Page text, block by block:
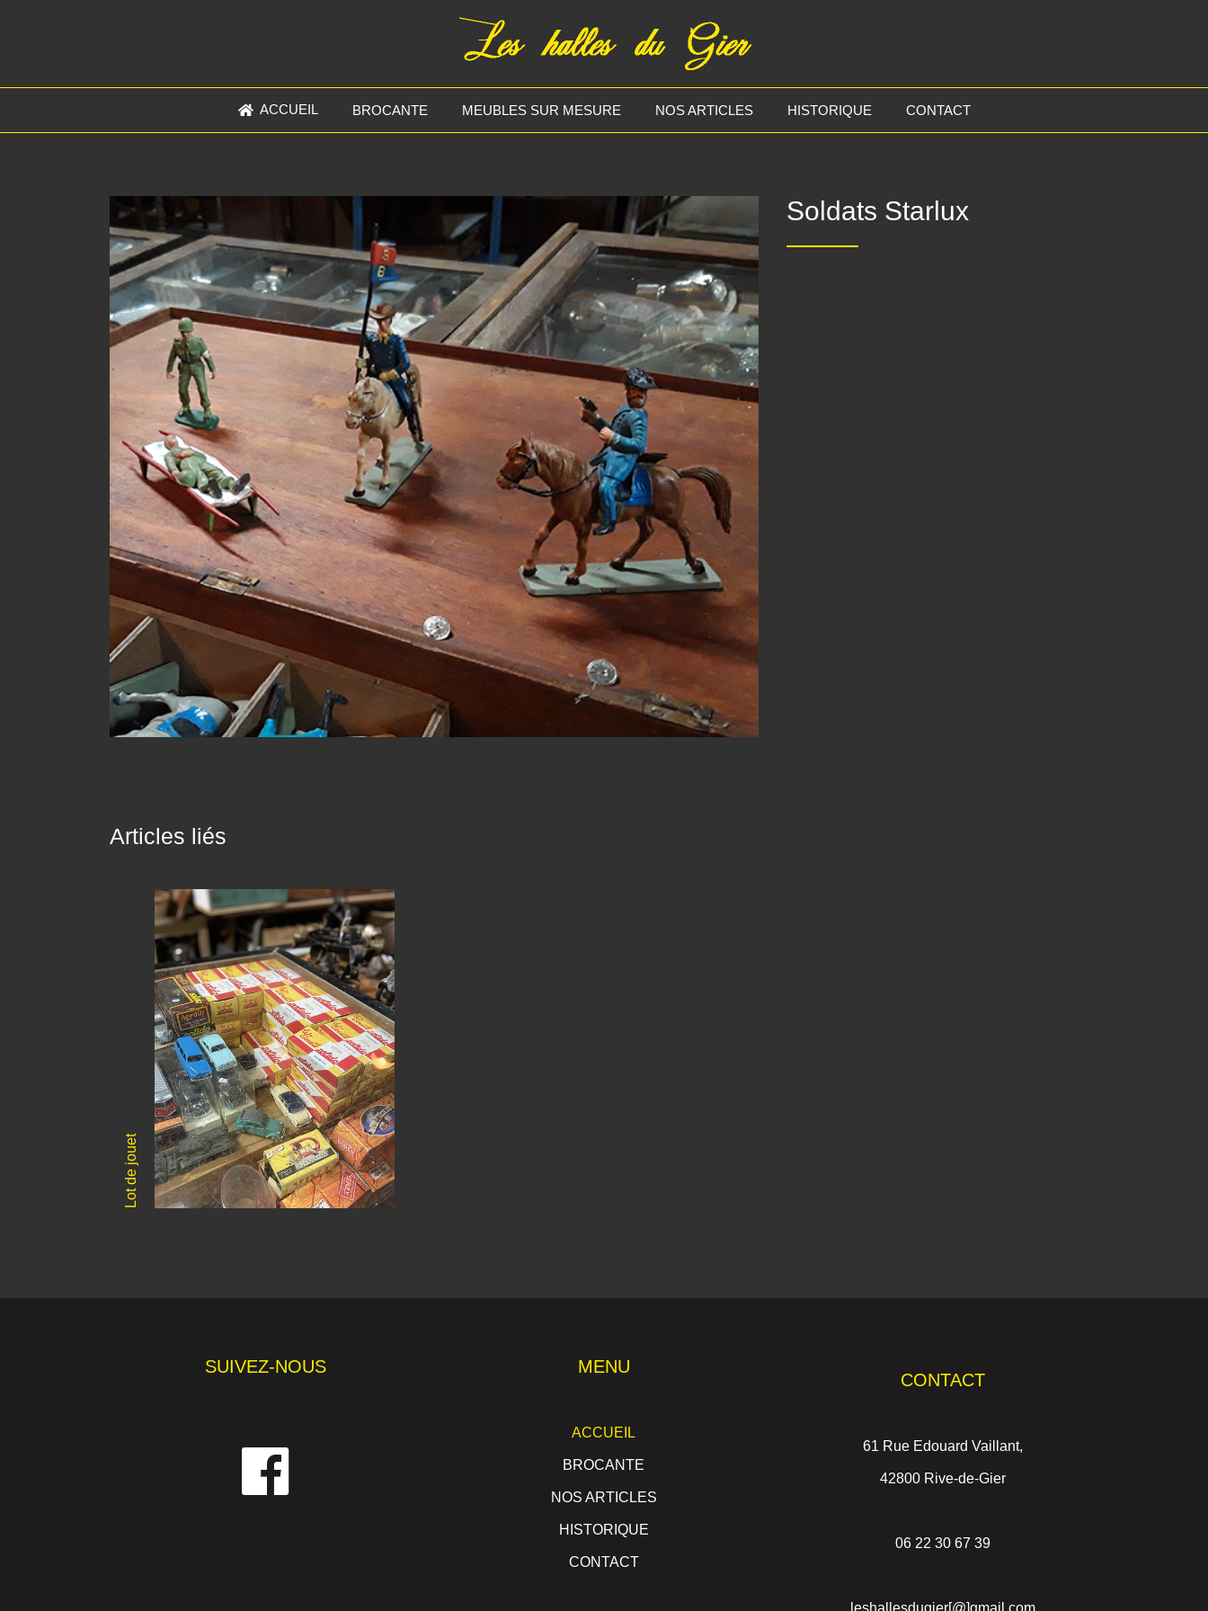
ACCUEIL BROCANTE MEUBLES SUR MESURE NOS ARTICLES HISTORIQUE CONTACT
Soldats Starlux
Articles liés
Lot de jouet
SUIVEZ-NOUS MENU
ACCUEIL
BROCANTE
NOS ARTICLES
HISTORIQUE
CONTACT
CONTACT
61 Rue Edouard Vaillant,
42800 Rive-de-Gier
06 22 30 67 39
leshallesdugier[@]gmail.com